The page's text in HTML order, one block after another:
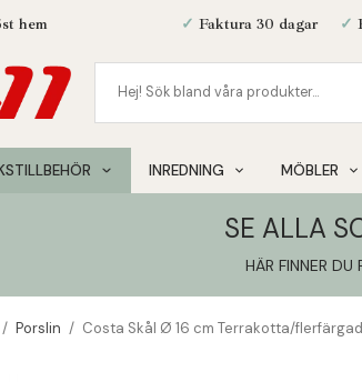
hem ✓ Faktura 30 dagar ✓
INREDNING MÖBLER
SE ALLA
HÄR FINNER DU
/ Porslin / Costa Skål Ø 16 cm Terrakotta/flerfärgad